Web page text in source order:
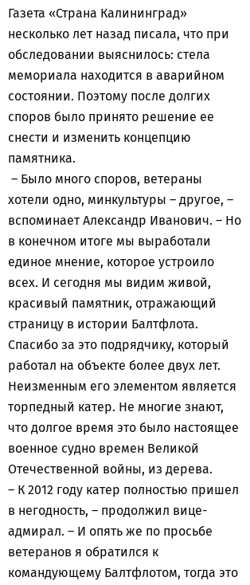
Газета «Страна Калининград»
несколько лет назад писала, что при
обследовании выяснилось: стела
мемориала находится в аварийном
состоянии. Поэтому после долгих
споров было принято решение ее
снести и изменить концепцию
памятника.
– Было много споров, ветераны
хотели одно, минкультуры – другое, –
вспоминает Александр Иванович. – Но
в конечном итоге мы выработали
единое мнение, которое устроило
всех. И сегодня мы видим живой,
красивый памятник, отражающий
страницу в истории Балтфлота.
Спасибо за это подрядчику, который
работал на объекте более двух лет.
Неизменным его элементом является
торпедный катер. Не многие знают,
что долгое время это было настоящее
военное судно времен Великой
Отечественной войны, из дерева.
– К 2012 году катер полностью пришел
в негодность, – продолжил вице-
адмирал. – И опять же по просьбе
ветеранов я обратился к
командующему Балтфлотом, тогда это